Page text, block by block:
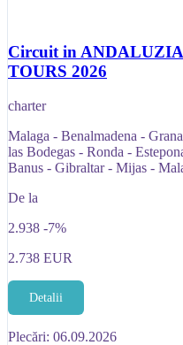
Circuit in
TOURS 2026
charter
Malaga - Benalmadena -
las Bodegas - Ronda -
Banus - Gibraltar - Mijas -
De la
2.938 -7%
2.738 EUR
Detalii
Plecări: 06.09.2026